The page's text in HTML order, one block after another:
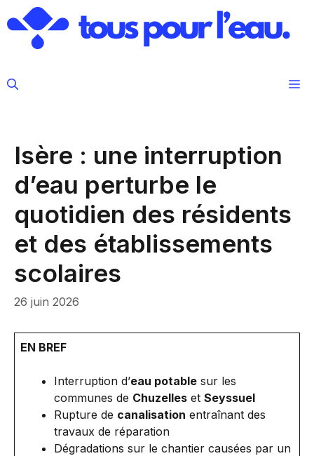
au
contenu
Isère : une interruption
d’eau perturbe le
quotidien des résidents
et des établissements
scolaires
26 juin 2026
EN BREF
Interruption d’eau potable sur les
communes de Chuzelles et Seyssuel
Rupture de canalisation entraînant des
travaux de réparation
Dégradations sur le chantier causées par un